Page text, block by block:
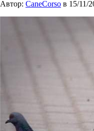
Автор: CaneCorso в 15/11/